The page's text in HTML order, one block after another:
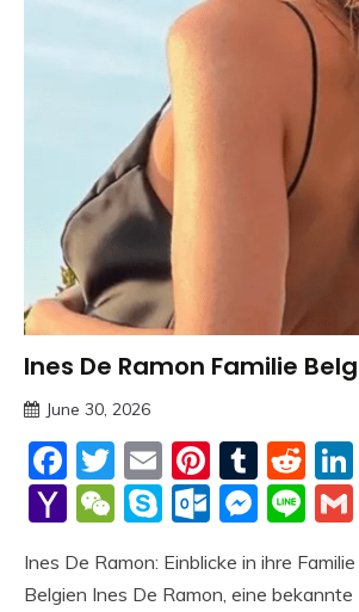
Trends
Ines De Ramon Familie
June 30, 2026
Meme
Facebook
Twitter
Email
Yahoo
WeChat
Skype
Ines De Ramon: Einblicke in ihre
Belgien Ines De Ramon, eine